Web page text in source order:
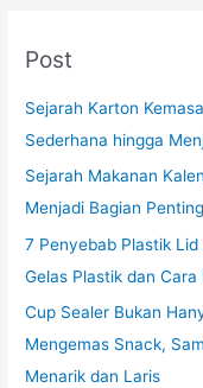
Post
Sejarah Karton
Sederhana hingga
Sejarah Makanan
Menjadi Bagian
7 Penyebab Plastik
Gelas Plastik dan
Cup Sealer Bukan
Mengemas Snack,
Menarik dan Laris